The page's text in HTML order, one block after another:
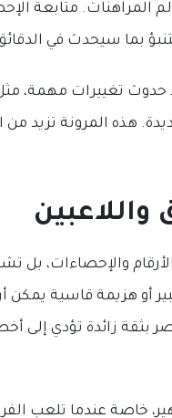
المراهنات. متابعة
بما سيحدث في
حدوث تغييرات مهمة،
هذه المرونة تزيد من
واللاعبين
والإحصاءات،
أو هزيمة قاسية
بثقة زائدة تؤدي إلى
خاصة عندما تلعب